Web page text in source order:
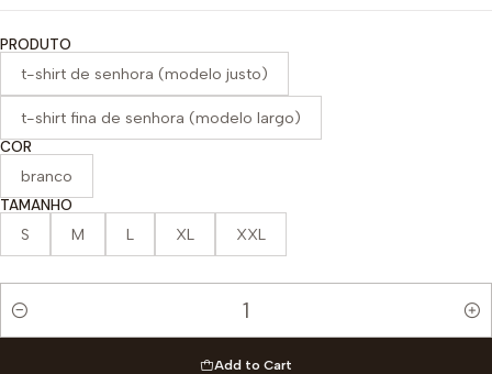
PRODUTO
t-shirt de senhora (modelo justo)
t-shirt fina de senhora (modelo largo)
COR
branco
TAMANHO
S M L XL XXL
Quantity
Add to Cart